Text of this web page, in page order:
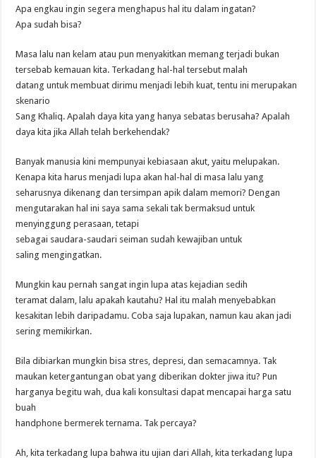
Apa engkau ingin segera menghapus hal itu dalam ingatan?
Apa sudah bisa?
Masa lalu nan kelam atau pun menyakitkan memang terjadi bukan
tersebab kemauan kita. Terkadang hal-hal tersebut malah
datang untuk membuat dirimu menjadi lebih kuat, tentu ini merupakan
skenario
Sang Khaliq. Apalah daya kita yang hanya sebatas berusaha? Apalah
daya kita jika Allah telah berkehendak?
Banyak manusia kini mempunyai kebiasaan akut, yaitu melupakan.
Kenapa kita harus menjadi lupa akan hal-hal di masa lalu yang
seharusnya dikenang dan tersimpan apik dalam memori? Dengan
mengutarakan hal ini saya sama sekali tak bermaksud untuk
menyinggung perasaan, tetapi
sebagai saudara-saudari seiman sudah kewajiban untuk
saling mengingatkan.
Mungkin kau pernah sangat ingin lupa atas kejadian sedih
teramat dalam, lalu apakah kautahu? Hal itu malah menyebabkan
kesakitan lebih daripadamu. Coba saja lupakan, namun kau akan jadi
sering memikirkan.
Bila dibiarkan mungkin bisa stres, depresi, dan semacamnya. Tak
maukan ketergantungan obat yang diberikan dokter jiwa itu? Pun
harganya begitu wah, dua kali konsultasi dapat mencapai harga satu
buah
handphone bermerek ternama. Tak percaya?
Ah, kita terkadang lupa bahwa itu ujian dari Allah, kita terkadang lupa